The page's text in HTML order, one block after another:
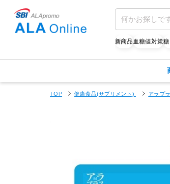
新商品血糖値対策
TOP 健康食品(サプリメント) アラプ